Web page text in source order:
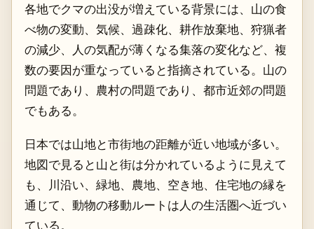
各地でクマの出没が増えている背景には、山の食
べ物の変動、気候、過疎化、耕作放棄地、狩猟者
の減少、人の気配が薄くなる集落の変化など、複
数の要因が重なっていると指摘されている。山の
問題であり、農村の問題であり、都市近郊の問題
でもある。
日本では山地と市街地の距離が近い地域が多い。
地図で見ると山と街は分かれているように見えて
も、川沿い、緑地、農地、空き地、住宅地の縁を
通じて、動物の移動ルートは人の生活圏へ近づい
ている。